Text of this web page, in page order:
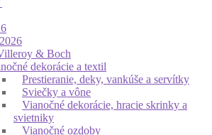
& Boch
dekorácie a textil
Prestieranie, deky, vankúše a servítky
Sviečky a vône
Vianočné dekorácie, hracie skrinky a
svietniky
Vianočné ozdoby